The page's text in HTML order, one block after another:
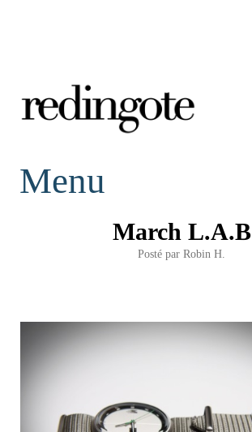
redingote.
Menu
March L.A.B
Posté par Robin H.